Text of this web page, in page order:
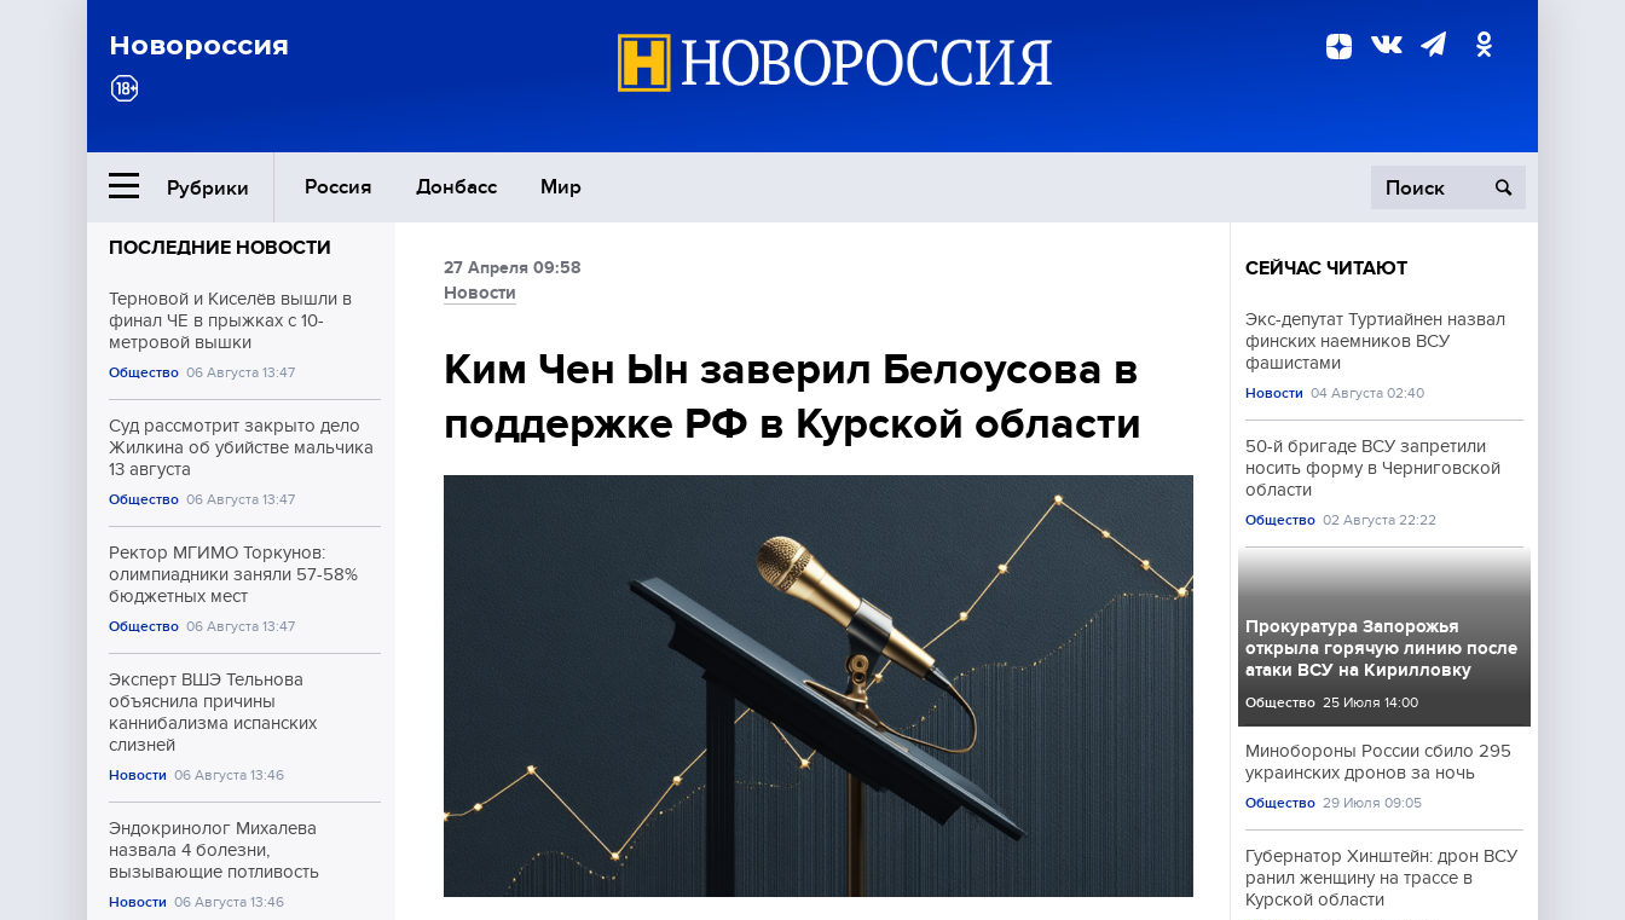
Новороссия
Рубрики Россия Донбасс Мир
Ближний Восток
Общество
Экономика
Происшествия
Культура
Спорт
ПОСЛЕДНИЕ НОВОСТИ
Терновой и Киселёв вышли в
финал ЧЕ в прыжках с 10-
метровой вышки
Общество 06 Августа 13:47
Суд рассмотрит закрыто дело
Жилкина об убийстве мальчика
13 августа
Общество 06 Августа 13:47
Ректор МГИМО Торкунов:
олимпиадники заняли 57-58%
бюджетных мест
Общество 06 Августа 13:47
Эксперт ВШЭ Тельнова
объяснила причины
каннибализма испанских
слизней
Новости 06 Августа 13:46
Эндокринолог Михалева
назвала 4 болезни,
вызывающие потливость
Новости 06 Августа 13:46
27 Апреля 09:58
Новости
Ким Чен Ын заверил Белоусова в
поддержке РФ в Курской области
СЕЙЧАС ЧИТАЮТ
Экс-депутат Туртиайнен назвал
финских наемников ВСУ
фашистами
Новости 04 Августа 02:40
50-й бригаде ВСУ запретили
носить форму в Черниговской
области
Общество 02 Августа 22:22
Прокуратура Запорожья
открыла горячую линию после
атаки ВСУ на Кирилловку
Общество 25 Июля 14:00
Минобороны России сбило 295
украинских дронов за ночь
Общество 29 Июля 09:05
Губернатор Хинштейн: дрон ВСУ
ранил женщину на трассе в
Курской области